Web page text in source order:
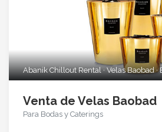
Abanik Chillout Rental · Velas Baobad ·
Venta de Velas Baobad
Para Bodas y Caterings